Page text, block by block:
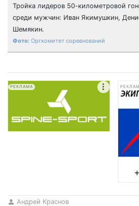
Тройка лидеров 50-километровой
среди мужчин: Иван Якимушкин,
Шемякин.
Оргкомитет соревнований
РЕКЛАМА
Андрей Краснов